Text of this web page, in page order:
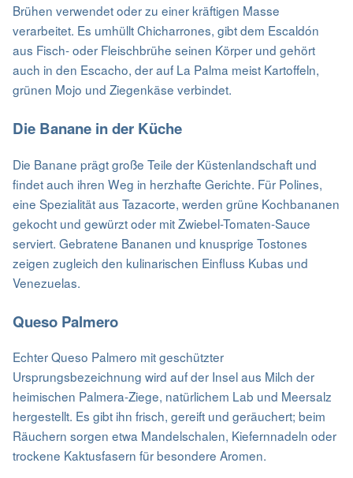
Brühen verwendet oder zu einer kräftigen Masse
verarbeitet. Es umhüllt Chicharrones, gibt dem Escaldón
aus Fisch- oder Fleischbrühe seinen Körper und gehört
auch in den Escacho, der auf La Palma meist Kartoffeln,
grünen Mojo und Ziegenkäse verbindet.
Die Banane in der Küche
Die Banane prägt große Teile der Küstenlandschaft und
findet auch ihren Weg in herzhafte Gerichte. Für Polines,
eine Spezialität aus Tazacorte, werden grüne Kochbananen
gekocht und gewürzt oder mit Zwiebel-Tomaten-Sauce
serviert. Gebratene Bananen und knusprige Tostones
zeigen zugleich den kulinarischen Einfluss Kubas und
Venezuelas.
Queso Palmero
Echter Queso Palmero mit geschützter
Ursprungsbezeichnung wird auf der Insel aus Milch der
heimischen Palmera-Ziege, natürlichem Lab und Meersalz
hergestellt. Es gibt ihn frisch, gereift und geräuchert; beim
Räuchern sorgen etwa Mandelschalen, Kiefernnadeln oder
trockene Kaktusfasern für besondere Aromen.